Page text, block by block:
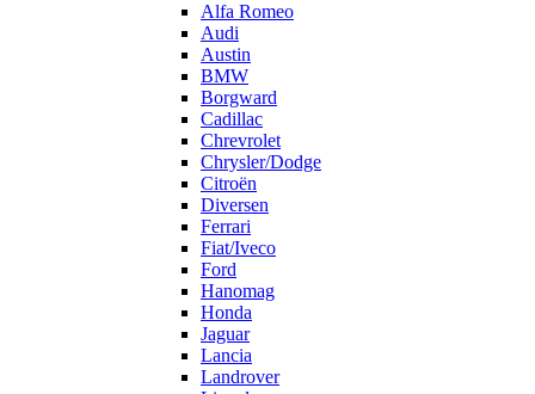
Alfa Romeo
Audi
Austin
BMW
Borgward
Cadillac
Chrevrolet
Chrysler/Dodge
Citroën
Diversen
Ferrari
Fiat/Iveco
Ford
Hanomag
Honda
Jaguar
Lancia
Landrover